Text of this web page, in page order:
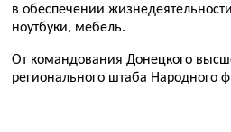
в обеспечении
ноутбуки, мебель.
От командования Донецкого
регионального штаба Народного